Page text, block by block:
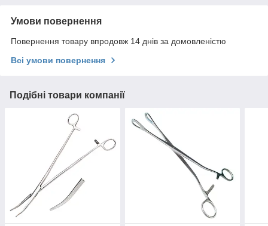
Умови повернення
Повернення товару впродовж 14 днів за домовленістю
Всі умови повернення
Подібні товари компанії